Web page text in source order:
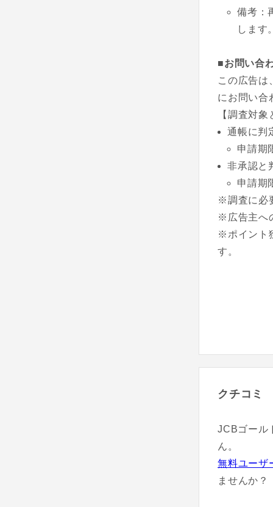
備考：
します
■お問い合
この広告は
にお問い合
【調査対
通帳に判
申請期
非承認と
申請期
※調査に必
※広告主へ
※ポイント
す。
クチコミ
JCBゴール
ん。
無料ユーザ
ませんか？